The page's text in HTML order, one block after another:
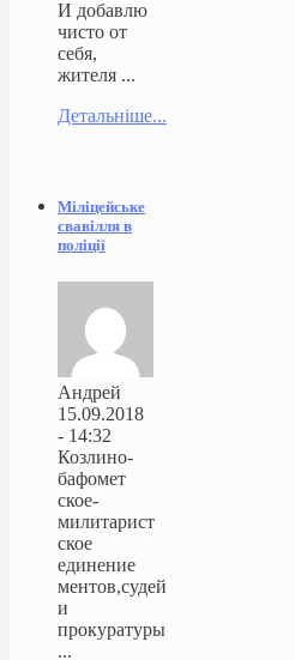
И добавлю
чисто от
себя,
жителя ...
Детальніше...
Міліцейське
свавілля в
поліції
Андрей
15.09.2018
- 14:32
Козлино-
бафомет
ское-
милитарист
ское
единение
ментов,судей
и
прокуратуры
...